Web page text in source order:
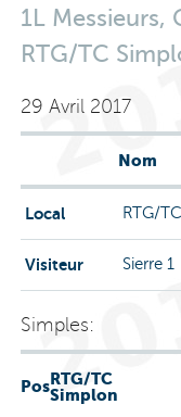
1L Messieurs,
RTG/TC
29 Avril 2017
Nom
Local RTG/
Visiteur Sierre 1
Simples:
PosRTG/TC
Simplon